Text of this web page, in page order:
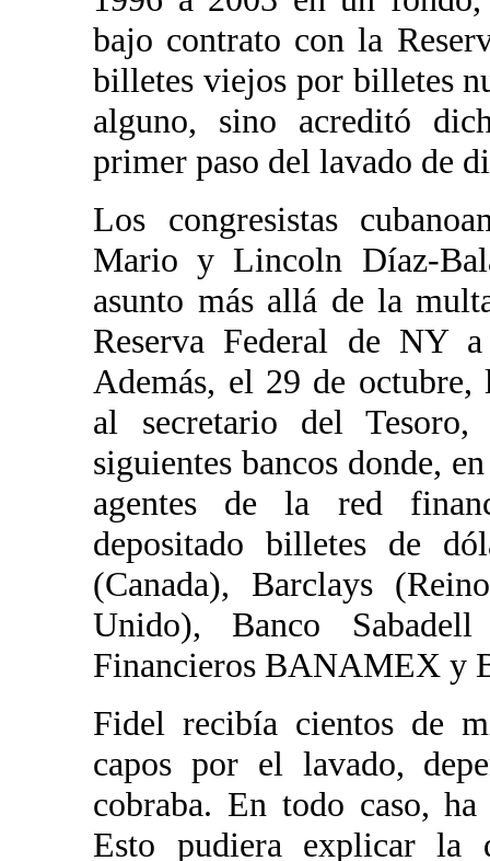
bajo contrato con la
billetes viejos por billetes
alguno, sino acreditó
primer paso del lavado de
Los congresistas
Mario y Lincoln Díaz-
asunto más allá de la
Reserva Federal de NY
Además, el 29 de
al secretario del
siguientes bancos donde,
agentes de la red
depositado billetes de
(Canada), Barclays
Unido), Banco
Financieros BANAMEX y
Fidel recibía cientos de
capos por el lavado,
cobraba. En todo caso,
Esto pudiera explicar la